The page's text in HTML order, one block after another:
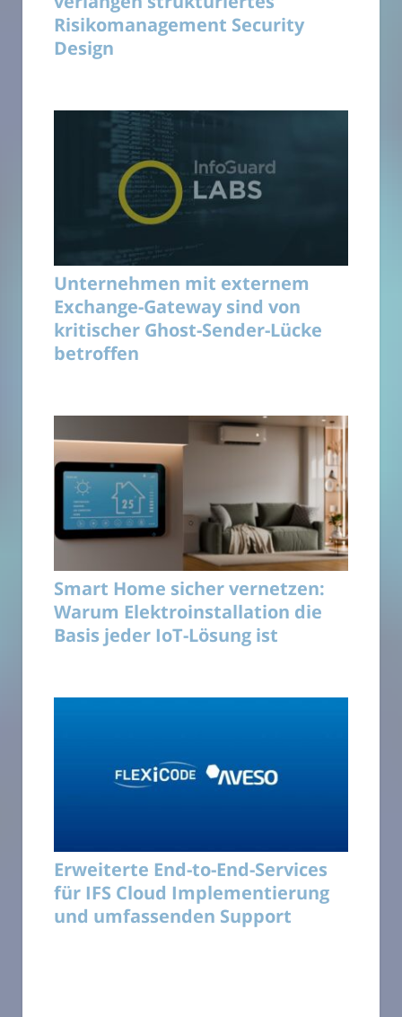
Risikomanagement Security
Design
Unternehmen mit externem
Exchange-Gateway sind von
kritischer Ghost-Sender-Lücke
betroffen
Smart Home sicher vernetzen:
Warum Elektroinstallation die
Basis jeder IoT-Lösung ist
Erweiterte End-to-End-Services
für IFS Cloud Implementierung
und umfassenden Support